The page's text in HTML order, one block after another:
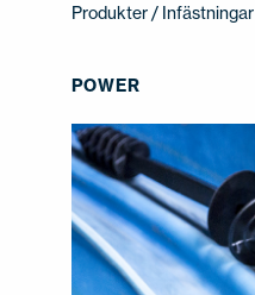
Produkter/ Infästningar
POWER